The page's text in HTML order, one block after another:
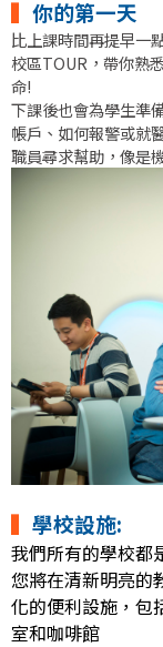
▍ 你的第一天
比上課時間再提早一
校區TOUR，帶你熟
命!
下課後也會為學生準
帳戶、如何報警或就
職員尋求幫助，像是
▍ 學校設施:
我們所有的學校都
您將在清新明亮的
化的便利設施，包
室和咖啡館